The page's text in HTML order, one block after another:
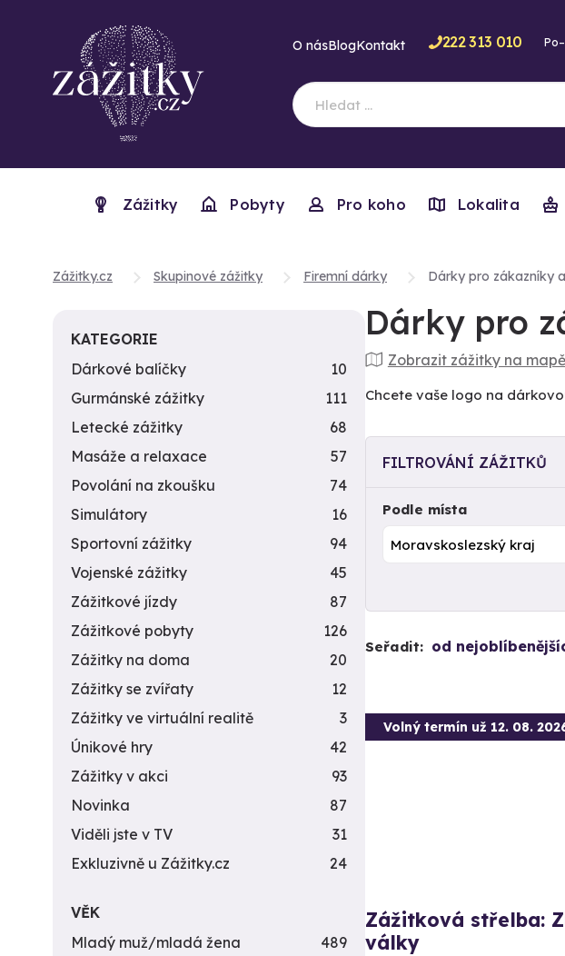
O násBlogKontakt 222 313 010
Zážitky Pobyty Pro koho Lokalita
Zážitky.cz Skupinové zážitky Firemní dárky Dárky pro zákazníky
Dárky pro
Zobrazit zážitky na mapě
Chcete vaše logo na
FILTROVÁNÍ ZÁŽITKŮ
Podle místa
Seřadit: od
Volný termín už 12. 08.
Zážitková střelba:
války
KATEGORIE
Dárkové balíčky
10
Gurmánské zážitky
111
Letecké zážitky
68
Masáže a relaxace
57
Povolání na zkoušku
74
Simulátory
16
Sportovní zážitky
94
Vojenské zážitky
45
Zážitkové jízdy
87
Zážitkové pobyty
126
Zážitky na doma
20
Zážitky se zvířaty
12
Zážitky ve virtuální realitě
3
Únikové hry
42
Zážitky v akci
93
Novinka
87
Viděli jste v TV
31
Exkluzivně u Zážitky.cz
24
VĚK
Mladý muž/mladá žena
489